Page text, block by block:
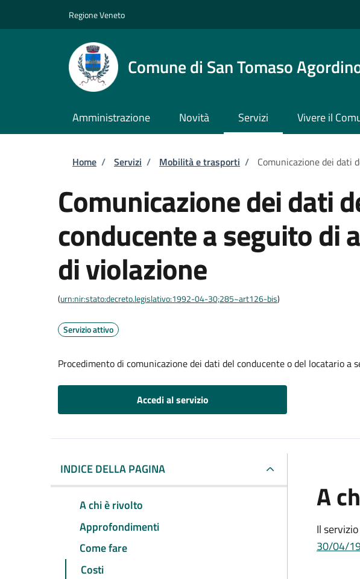
Regione Veneto
Comune di San Tomaso
Amministrazione Novità Servizi Vivere il
Briciole di pane
Home / Servizi / Mobilità e trasporti / Comunicazione dei dati
Comunicazione dei dati
conducente a seguito di
di violazione
(urn:nir:stato:decreto.legislativo:1992-04-30;285~art126-bis)
Servizio attivo
Procedimento di comunicazione dei dati del conducente o del locatario a
Accedi al servizio
INDICE DELLA PAGINA
A chi è rivolto
Approfondimenti
Come fare
Costi
A
Il
30/04/